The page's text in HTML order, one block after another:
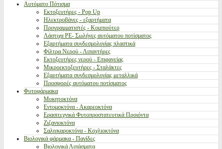
Αυτόματο Πότισμα
Εκτοξευτήρες - Pop Up
Ηλεκτροβάνες - εξαρτήματα
Προγραμματιστές - Κομπιούτερ
Λάστιχα PE- Σωλήνες αυτόματου ποτίσματος
Εξαρτήματα συνδεσμολογίας πλαστικά
Φίλτρα Νερού - Λιπαντήρες
Εκτοξευτήρες νερού - Επιφανείας
Μικροεκτοξευτήρες - Σταλάκτες
Εξαρτήματα συνδεσμολογίας μεταλλικά
Προσφορές αυτόματου ποτίσματος
Φυτοφάρμακα
Μυκητοκτόνα
Εντομοκτόνα - Ακαρεοκτόνα
Ερασιτεχνικά Φυτοπροστατευτικά Προιόντα
Ζιζανιοκτόνα
Σαλιγκαροκτόνα - Κοχλιοκτόνα
Βιολογικά φάρμακα - Παγίδες
Βιολογικά Λιπάσματα